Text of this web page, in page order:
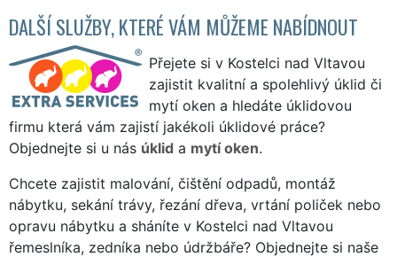
DALŠÍ SLUŽBY, KTERÉ VÁM MŮŽEME NABÍDNOUT
Přejete si v Kostelci nad Vltavou
zajistit kvalitní a spolehlivý úklid či
mytí oken a hledáte úklidovou
firmu která vám zajistí jakékoli úklidové práce?
Objednejte si u nás úklid a mytí oken.
Chcete zajistit malování, čištění odpadů, montáž
nábytku, sekání trávy, řezání dřeva, vrtání poliček nebo
opravu nábytku a sháníte v Kostelci nad Vltavou
řemeslníka, zedníka nebo údržbáře? Objednejte si naše